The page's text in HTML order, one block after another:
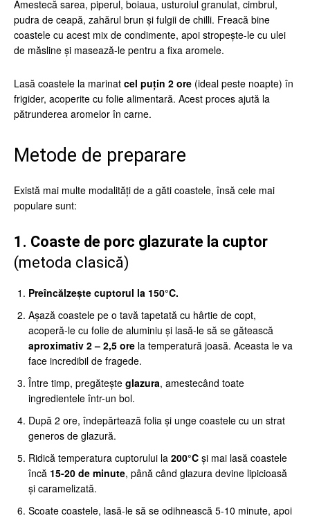
Amestecă sarea, piperul, boiaua, usturoiul granulat, cimbrul,
pudra de ceapă, zahărul brun și fulgii de chilli. Freacă bine
coastele cu acest mix de condimente, apoi stropește-le cu ulei
de măsline și masează-le pentru a fixa aromele.
Lasă coastele la marinat cel puțin 2 ore (ideal peste noapte) în
frigider, acoperite cu folie alimentară. Acest proces ajută la
pătrunderea aromelor în carne.
Metode de preparare
Există mai multe modalități de a găti coastele, însă cele mai
populare sunt:
1. Coaste de porc glazurate la cuptor
(metoda clasică)
Preîncălzește cuptorul la 150°C.
Așază coastele pe o tavă tapetată cu hârtie de copt,
acoperă-le cu folie de aluminiu și lasă-le să se gătească
aproximativ 2 – 2,5 ore la temperatură joasă. Aceasta le va
face incredibil de fragede.
Între timp, pregătește glazura, amestecând toate
ingredientele într-un bol.
După 2 ore, îndepărtează folia și unge coastele cu un strat
generos de glazură.
Ridică temperatura cuptorului la 200°C și mai lasă coastele
încă 15-20 de minute, până când glazura devine lipicioasă
și caramelizată.
Scoate coastele, lasă-le să se odihnească 5-10 minute, apoi